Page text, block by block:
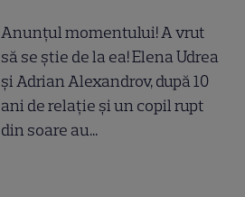
Anunțul momentului! A vrut
să se știe de la ea! Elena Udrea
și Adrian Alexandrov, după 10
ani de relație și un copil rupt
din soare au...